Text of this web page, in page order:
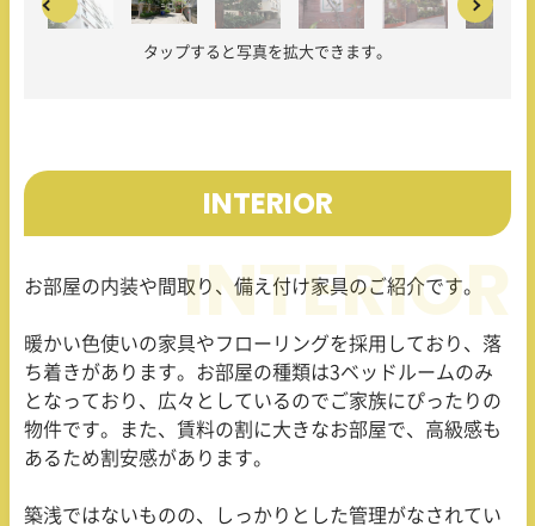
タップすると写真を拡大できます。
INTERIOR
お部屋の内装や間取り、備え付け家具のご紹介です。
暖かい色使いの家具やフローリングを採用しており、落
ち着きがあります。お部屋の種類は3ベッドルームのみ
となっており、広々としているのでご家族にぴったりの
物件です。また、賃料の割に大きなお部屋で、高級感も
あるため割安感があります。
築浅ではないものの、しっかりとした管理がなされてい